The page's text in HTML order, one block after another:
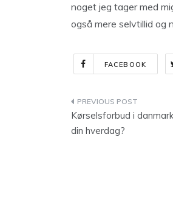
noget jeg tager med
også mere selvtillid og
FACEBOOK
Kørselsforbud i
din hverdag?